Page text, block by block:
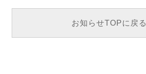
お知らせTOPに戻る